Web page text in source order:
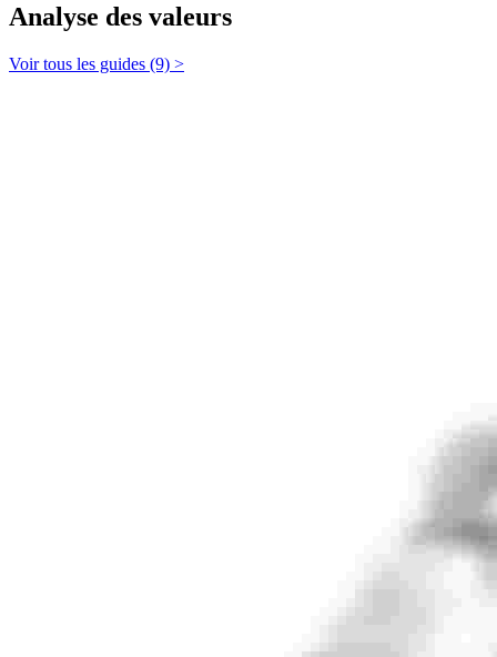
Analyse des valeurs
Voir tous les guides (9) >